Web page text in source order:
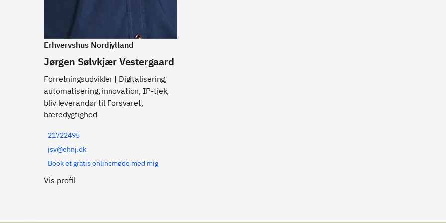
Erhvervshus Nordjylland
Jørgen Sølvkjær Vestergaard
Forretningsudvikler | Digitalisering,
automatisering, innovation, IP-tjek,
bliv leverandør til Forsvaret,
bæredygtighed
21722495
jsv@ehnj.dk
Book et gratis onlinemøde med mig
Vis profil